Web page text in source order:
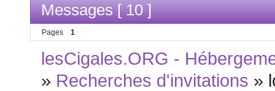
Messages [ 10 ]
Pages 1
lesCigales.ORG -
» Recherches d'invitations »